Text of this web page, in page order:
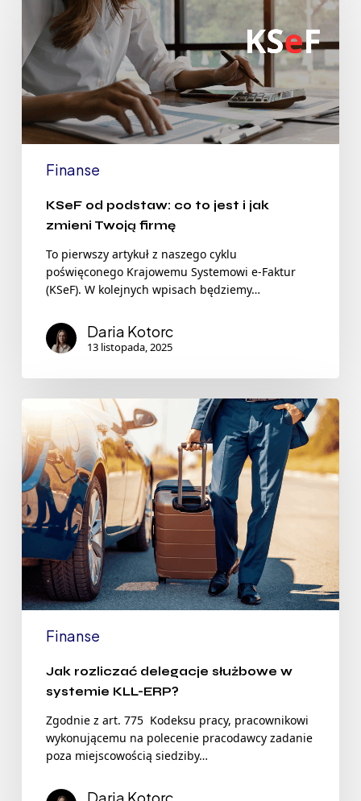
Finanse
KSeF od podstaw: co to jest i jak
zmieni Twoją firmę
To pierwszy artykuł z naszego cyklu
poświęconego Krajowemu Systemowi e-Faktur
(KSeF). W kolejnych wpisach będziemy…
Daria Kotorc
13 listopada, 2025
Finanse
Jak rozliczać delegacje służbowe w
systemie KLL-ERP?
Zgodnie z art. 775 Kodeksu pracy, pracownikowi
wykonującemu na polecenie pracodawcy zadanie
poza miejscowością siedziby…